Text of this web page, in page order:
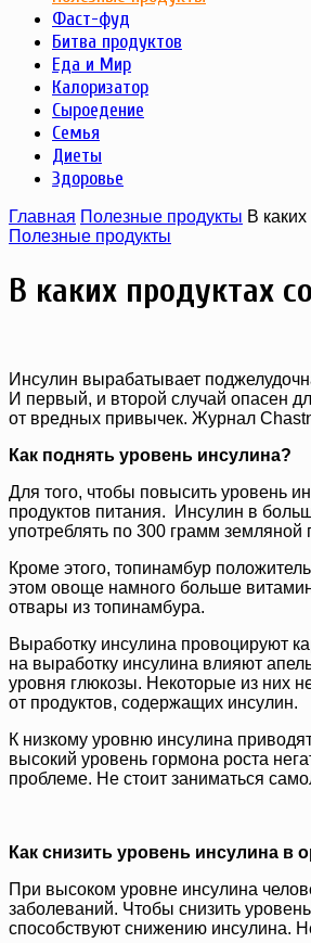
Фаст-фуд
Битва продуктов
Еда и Мир
Калоризатор
Сыроедение
Семья
Диеты
Здоровье
Главная Полезные продукты В
Полезные продукты
В каких продуктах
Инсулин вырабатывает
И первый, и второй случай опасен
от вредных привычек. Журнал
Как поднять уровень инсулина?
Для того, чтобы повысить уровень
продуктов питания. Инсулин в
употреблять по 300 грамм
Кроме этого, топинамбур
этом овоще намного больше
отвары из топинамбура.
Выработку инсулина провоцируют
на выработку инсулина влияют
уровня глюкозы. Некоторые из них
от продуктов, содержащих инсулин.
К низкому уровню инсулина
высокий уровень гормона роста
проблеме. Не стоит заниматься
Как снизить уровень инсулина в
При высоком уровне инсулина
заболеваний. Чтобы снизить
способствуют снижению инсулина.